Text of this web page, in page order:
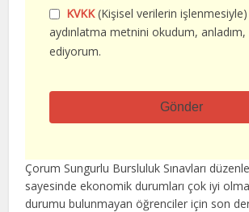
KVKK(Kişisel verilerin işlenmesiyle)
aydınlatma metnini okudum, anladım,
ediyorum.
Gönder
alan
boş
bırakılmalıdır
Çorum Sungurlu Bursluluk Sınavları
sayesinde ekonomik durumları çok iyi
durumu bulunmayan öğrenciler için son